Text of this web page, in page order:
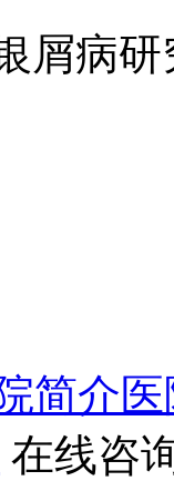
屑病
简介
在线咨